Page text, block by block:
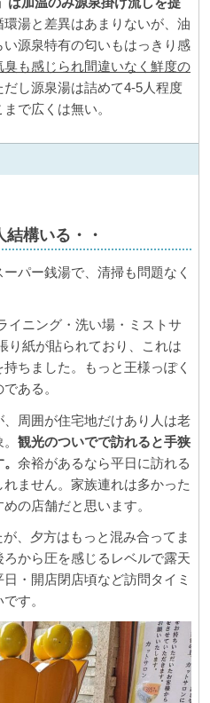
湯と差異はあまりないが、油
源泉特有の匂いもはっきり感
も感じられ間違いなく鮮度の
だし源泉湯は詰めて4-5人程度
で広くは無い。
構いる・・
パー銭湯で、清掃も問題なく
イニング・洗い場・ミストサ
り紙が貼られており、これは
ちました。もっと王様っぽく
ある。
周囲が住宅地だけあり人は老
観光のついでで訪れると手狭
余裕があるなら平日に訪れる
ません。家族連れは多かった
の店舗だと思います。
、夕方はもっと混み合ってま
から圧を感じるレベルで露天
・開店閉店頃など訪問タイミ
す。